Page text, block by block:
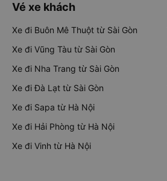
Vé xe khách
Xe đi Buôn Mê Thuột từ Sài Gòn
Xe đi Vũng Tàu từ Sài Gòn
Xe đi Nha Trang từ Sài Gòn
Xe đi Đà Lạt từ Sài Gòn
Xe đi Sapa từ Hà Nội
Xe đi Hải Phòng từ Hà Nội
Xe đi Vinh từ Hà Nội